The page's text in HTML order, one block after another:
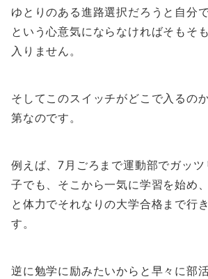
ゆとりのある進路選択だろうと自分
という心意気にならなければそもそ
入りません。
そしてこのスイッチがどこで入るの
第なのです。
例えば、7月ごろまで運動部でガッ
子でも、そこから一気に学習を始め
と体力でそれなりの大学合格まで行
す。
逆に勉学に励みたいからと早々に部